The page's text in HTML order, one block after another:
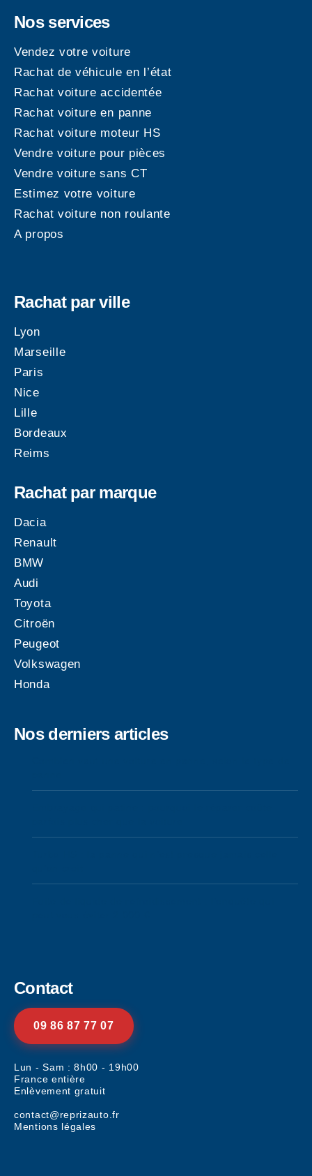
Nos services
Vendez votre voiture
Rachat de véhicule en l’état
Rachat voiture accidentée
Rachat voiture en panne
Rachat voiture moteur HS
Vendre voiture pour pièces
Vendre voiture sans CT
Estimez votre voiture
Rachat voiture non roulante
A propos
Rachat par ville
Lyon
Marseille
Paris
Nice
Lille
Bordeaux
Reims
Rachat par marque
Dacia
Renault
BMW
Audi
Toyota
Citroën
Peugeot
Volkswagen
Honda
Nos derniers articles
Contact
09 86 87 77 07
Lun - Sam : 8h00 - 19h00
France entière
Enlèvement gratuit
contact@reprizauto.fr
Mentions légales